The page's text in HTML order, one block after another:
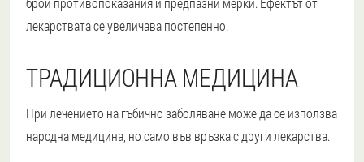
лекарствата се увеличава постепенно.
ТРАДИЦИОННА МЕДИЦИНА
При лечението на гъбично заболяване може да се използва
народна медицина, но само във връзка с други лекарства.